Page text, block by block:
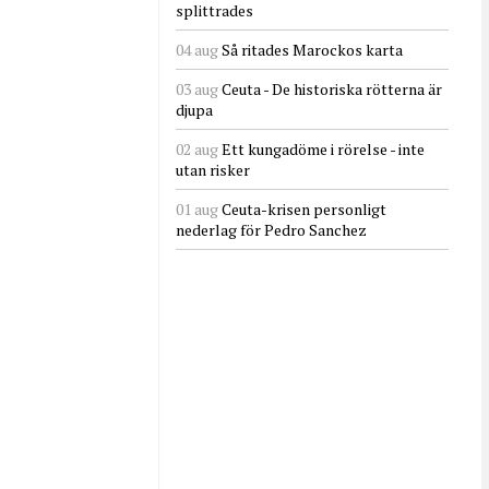
splittrades
04 augSå ritades Marockos karta
03 augCeuta - De historiska rötterna är
djupa
02 augEtt kungadöme i rörelse - inte
utan risker
01 augCeuta-krisen personligt
nederlag för Pedro Sanchez